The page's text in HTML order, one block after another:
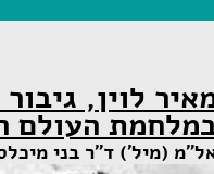
לוין,
העולם
(מיל') ד"ר בני